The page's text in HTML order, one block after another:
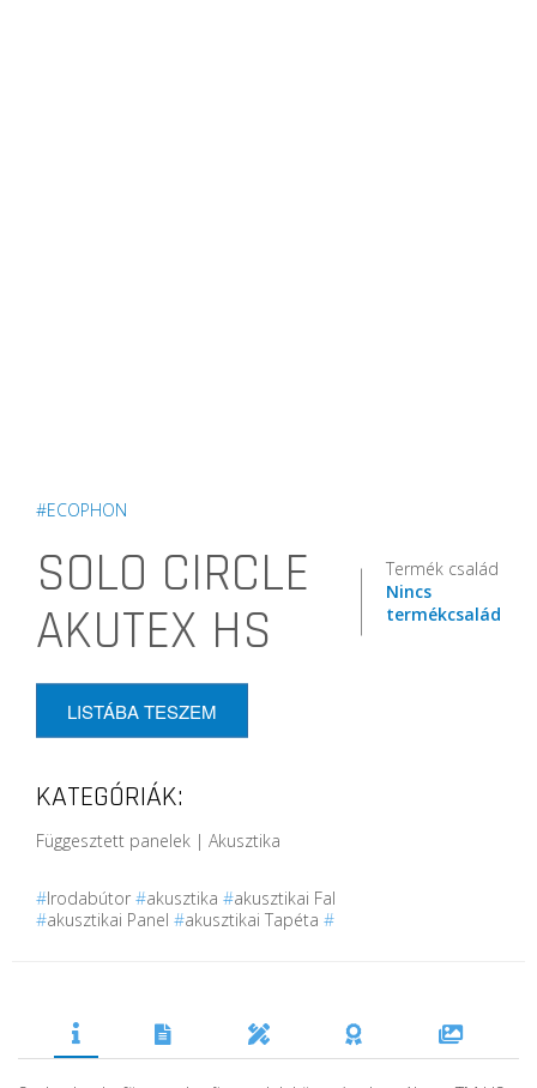
#ECOPHON
SOLO CIRCLE
AKUTEX HS
Termék család
Nincs
termékcsalád
LISTÁBA TESZEM
KATEGÓRIÁK:
Függesztett panelek | Akusztika
#Irodabútor #akusztika #akusztikai Fal
#akusztikai Panel #akusztikai Tapéta #